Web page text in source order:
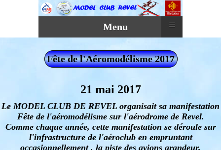
Menu ≡
Fête de l'Aéromodélisme 2017
21 mai 2017
Le MODEL CLUB DE REVEL organisait sa manifestation
Fête de l'aéromodélisme sur l'aérodrome de Revel.
Comme chaque année, cette manifestation se déroule sur
l'infrastructure de l'aéroclub en empruntant
occasionnellement , la piste des avions grandeur.